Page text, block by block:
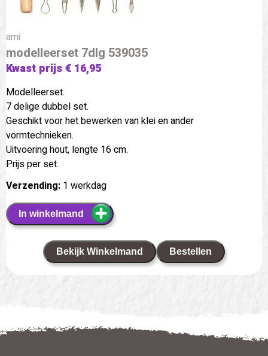
ami
modelleerset 7dlg 539035
Kwast prijs € 16,95
Modelleerset.
7 delige dubbel set.
Geschikt voor het bewerken van klei en ander
vormtechnieken.
Uitvoering hout, lengte 16 cm.
Prijs per set.
Verzending: 1 werkdag
In winkelmand
Bekijk Winkelmand Bestellen